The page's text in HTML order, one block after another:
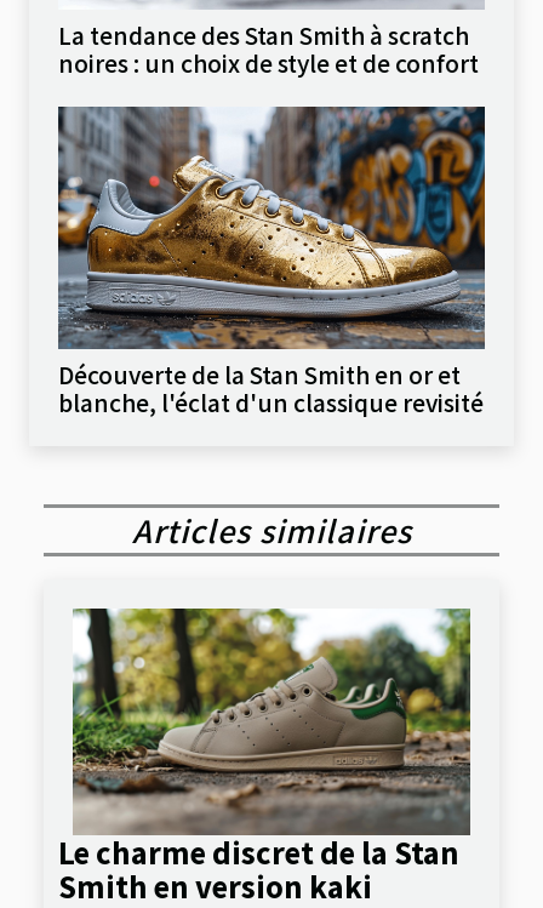
La tendance des Stan Smith à scratch
noires : un choix de style et de confort
Découverte de la Stan Smith en or et
blanche, l'éclat d'un classique revisité
Articles similaires
Le charme discret de la Stan
Smith en version kaki